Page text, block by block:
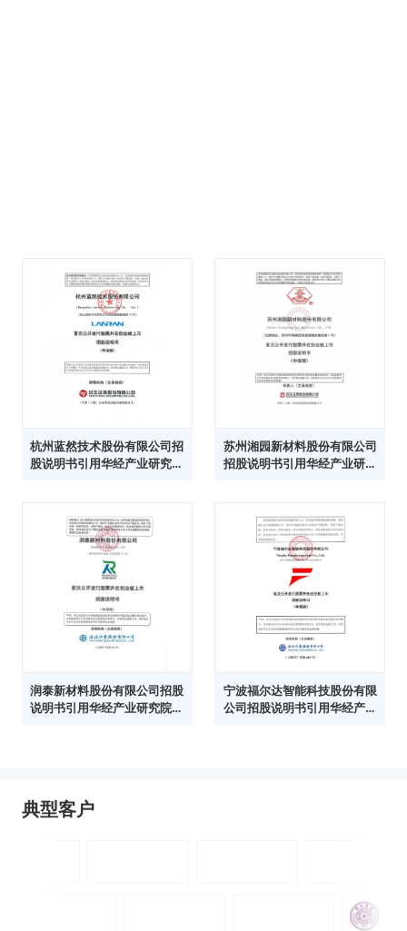
杭州蓝然技术股份有限公司招
股说明书引用华经产业研究院
苏州湘园新材料股份有限公司
招股说明书引用华经产业研究
润泰新材料股份有限公司招股
说明书引用华经产业研究院数
宁波福尔达智能科技股份有限
公司招股说明书引用华经产业
典型客户